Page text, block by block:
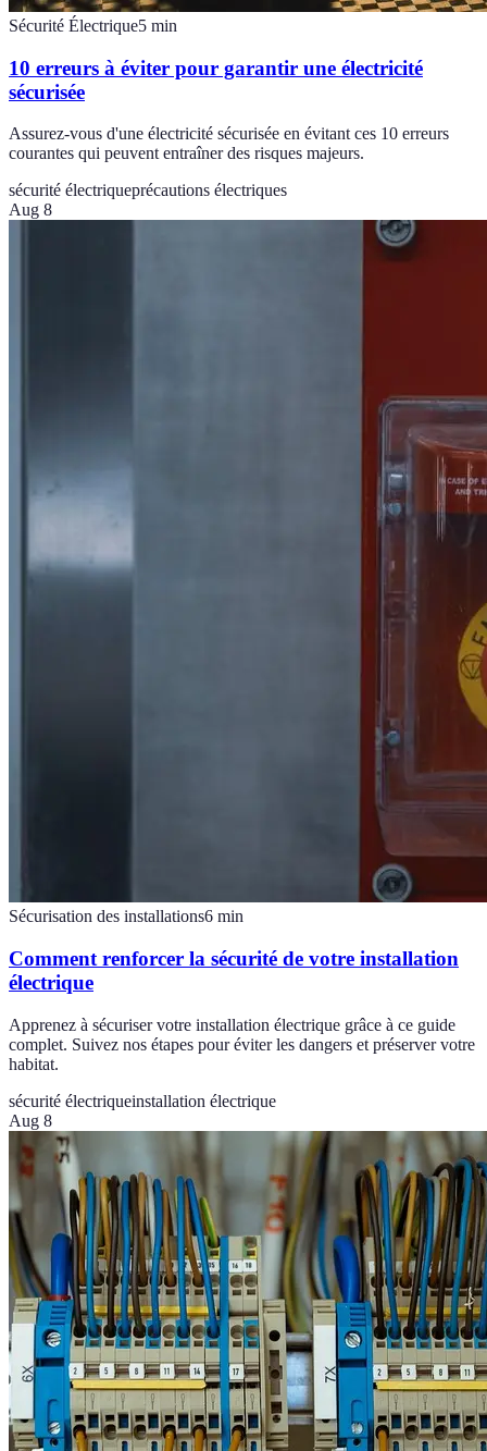
Sécurité Électrique5 min
10 erreurs à éviter pour garantir une électricité
sécurisée
Assurez-vous d'une électricité sécurisée en évitant ces 10 erreurs
courantes qui peuvent entraîner des risques majeurs.
sécurité électriqueprécautions électriques
Aug 8
Sécurisation des installations6 min
Comment renforcer la sécurité de votre installation
électrique
Apprenez à sécuriser votre installation électrique grâce à ce guide
complet. Suivez nos étapes pour éviter les dangers et préserver votre
habitat.
sécurité électriqueinstallation électrique
Aug 8